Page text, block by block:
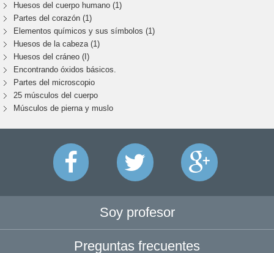
Huesos del cuerpo humano (1)
Partes del corazón (1)
Elementos químicos y sus símbolos (1)
Huesos de la cabeza (1)
Huesos del cráneo (I)
Encontrando óxidos básicos.
Partes del microscopio
25 músculos del cuerpo
Músculos de pierna y muslo
Soy profesor
Preguntas frecuentes